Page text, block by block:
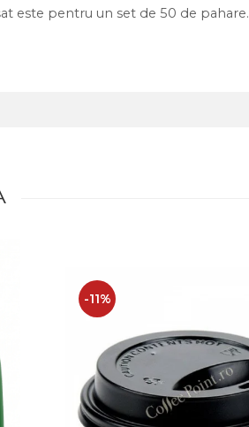
este pentru un set de 50 de pahare.
-11%